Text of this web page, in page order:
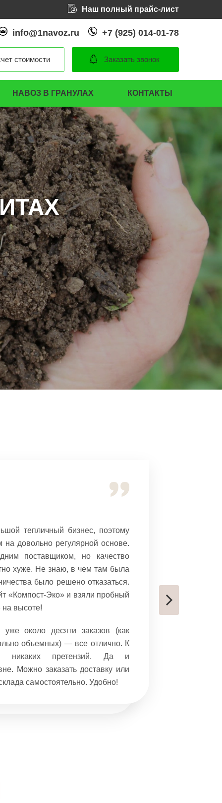
Наш полный прайс-лист
info@1navoz.ru +7 (925) 014-01-78
стоимости Заказать звонок
НАВОЗ В ГРАНУЛАХ КОНТАКТЫ
тепличный бизнес, поэтому
на довольно регулярной основе.
поставщиком, но качество
хуже. Не знаю, в чем там была
было решено отказаться.
«Компост-Эко» и взяли пробный
на высоте!
уже около десяти заказов (как
объемных) — все отлично. К
никаких претензий. Да и
Можно заказать доставку или
самостоятельно. Удобно!